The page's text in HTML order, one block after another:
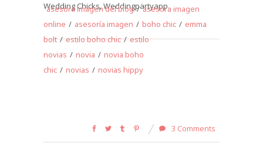
Wedding Chicks, Weddingpartyapp.
asesora imagen del blog / asesora imagen
online / asesoría imagen / boho chic / emma
bolt / estilo boho chic / estilo
novias / novia / novia boho
chic / novias / novias hippy
3 Comments